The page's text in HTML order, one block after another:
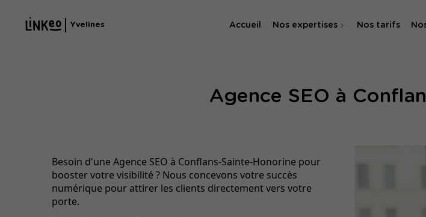
Yvelines Accueil Nos expertises
Agence SEA & SMA
Nos tarifs
Agence SEO à
Besoin d'une Agence SEO à Conflans-Sainte-Honorine pour
booster votre visibilité ? Nous concevons votre succès
numérique pour attirer les clients directement vers votre
porte.